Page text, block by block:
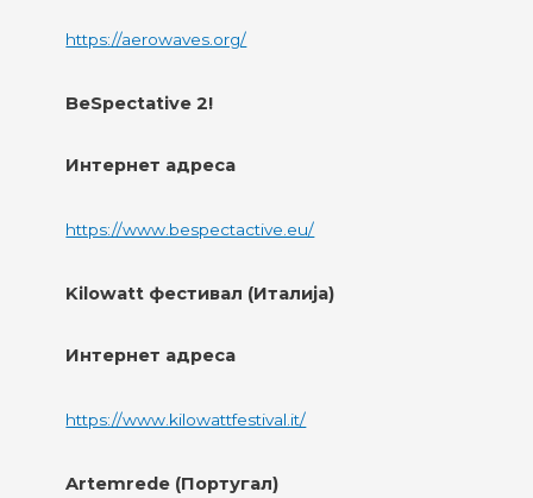
https://aerowaves.org/
BeSpectative 2!
Интернет адреса
https://www.bespectactive.eu/
Kilowatt фестивал (Италија)
Интернет адреса
https://www.kilowattfestival.it/
Artemrede (Португал)